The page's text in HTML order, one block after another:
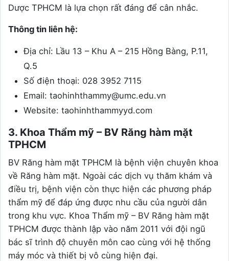
Dược TPHCM là lựa chọn rất đáng để cân nhắc.
Thông tin liên hệ:
Địa chỉ: Lầu 13 – Khu A – 215 Hồng Bàng, P.11,
Q.5
Số điện thoại: 028 3952 7115
Email: taohinhthammy@umc.edu.vn
Website: taohinhthammyyd.com
3. Khoa Thẩm mỹ – BV Răng hàm mặt
TPHCM
BV Răng hàm mặt TPHCM là bệnh viện chuyên khoa
về Răng hàm mặt. Ngoài các dịch vụ thăm khám và
điều trị, bệnh viện còn thực hiện các phương pháp
thẩm mỹ để đáp ứng được nhu cầu của người dân
trong khu vực. Khoa Thẩm mỹ – BV Răng hàm mặt
TPHCM được thành lập vào năm 2011 với đội ngũ
bác sĩ trình độ chuyên môn cao cùng với hệ thống
máy móc và thiết bị vô cùng hiện đại.